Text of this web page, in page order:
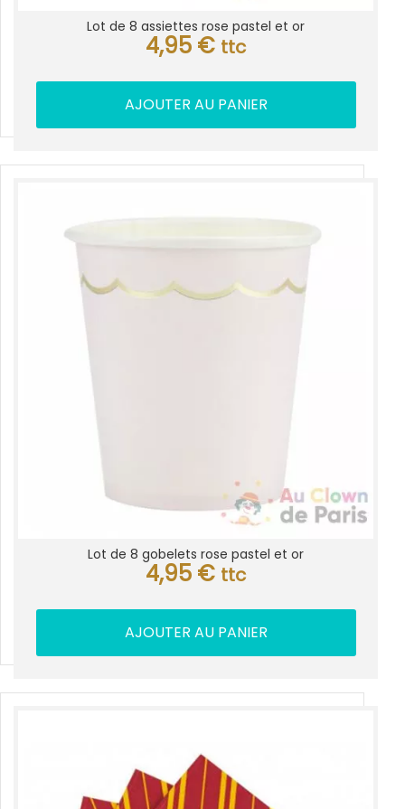
Lot de 8 assiettes rose pastel et or
4,95 € ttc
AJOUTER AU PANIER
Lot de 8 gobelets rose pastel et or
4,95 € ttc
AJOUTER AU PANIER